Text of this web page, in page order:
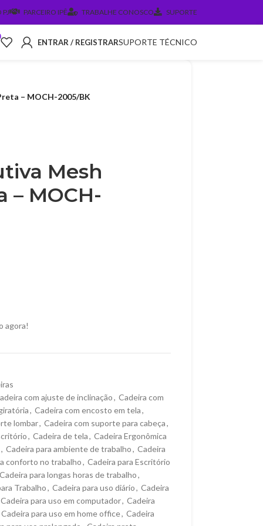
PJ PARCEIRO IPÊ TRABALHE CONOSCO SUPORTE
ENTRAR / REGISTRARSUPORTE TÉCNICO
– MOCH-2005/BK
Mesh
– MOCH-
agora!
com ajuste de inclinação, Cadeira com
, Cadeira com encosto em tela,
lombar, Cadeira com suporte para cabeça,
, Cadeira de tela, Cadeira Ergonômica
, Cadeira para ambiente de trabalho, Cadeira
conforto no trabalho, Cadeira para Escritório
Cadeira para longas horas de trabalho,
Trabalho, Cadeira para uso diário, Cadeira
Cadeira para uso em computador, Cadeira
Cadeira para uso em home office, Cadeira